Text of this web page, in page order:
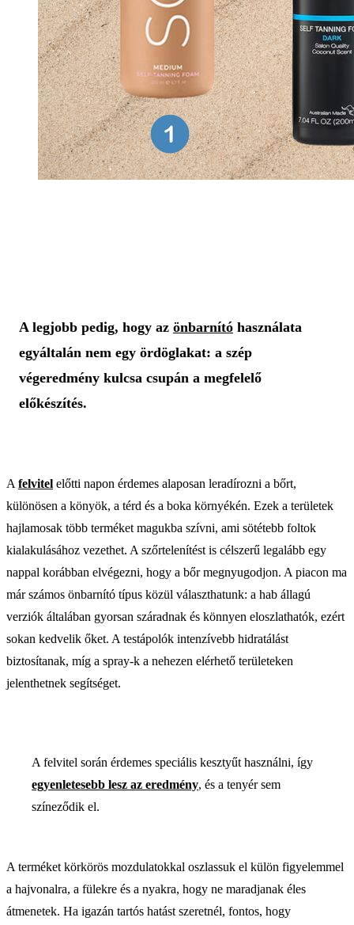
A legjobb pedig, hogy az önbarnító használata
egyáltalán nem egy ördöglakat: a szép
végeredmény kulcsa csupán a megfelelő
előkészítés.
A felvitel előtti napon érdemes alaposan leradírozni a bőrt,
különösen a könyök, a térd és a boka környékén. Ezek a területek
hajlamosak több terméket magukba szívni, ami sötétebb foltok
kialakulásához vezethet. A szőrtelenítést is célszerű legalább egy
nappal korábban elvégezni, hogy a bőr megnyugodjon. A piacon ma
már számos önbarnító típus közül választhatunk: a hab állagú
verziók általában gyorsan száradnak és könnyen eloszlathatók, ezért
sokan kedvelik őket. A testápolók intenzívebb hidratálást
biztosítanak, míg a spray-k a nehezen elérhető területeken
jelenthetnek segítséget.
A felvitel során érdemes speciális kesztyűt használni, így
egyenletesebb lesz az eredmény, és a tenyér sem
színeződik el.
A terméket körkörös mozdulatokkal oszlassuk el külön figyelemmel
a hajvonalra, a fülekre és a nyakra, hogy ne maradjanak éles
átmenetek. Ha igazán tartós hatást szeretnél, fontos, hogy